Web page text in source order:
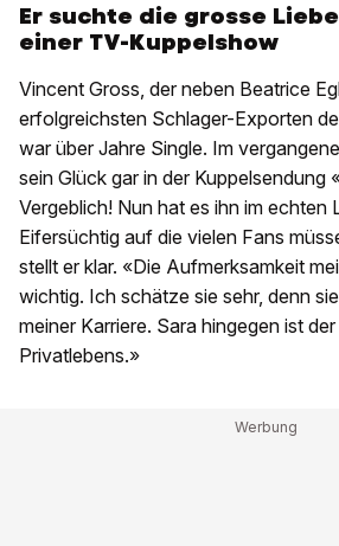
Er suchte die grosse
einer TV-Kuppelshow
Vincent Gross, der neben Beatrice
erfolgreichsten Schlager-Exporten
war über Jahre Single. Im
sein Glück gar in der Kuppelsendung
Vergeblich! Nun hat es ihn im echten
Eifersüchtig auf die vielen Fans
stellt er klar. «Die Aufmerksamkeit
wichtig. Ich schätze sie sehr, denn
meiner Karriere. Sara hingegen ist
Privatlebens.»